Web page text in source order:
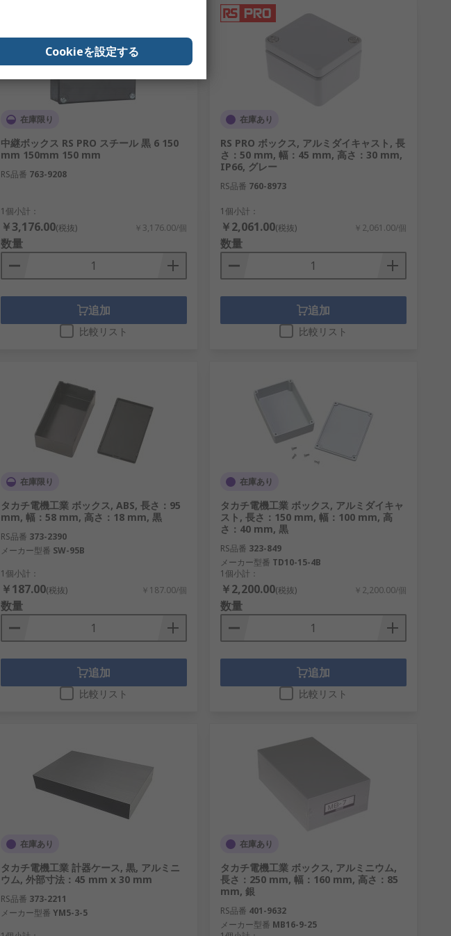
在庫限り
中継ボックス RS PRO スチール 黒 6 150
mm 150mm 150 mm
RS品番 763-9208
1個小計：
￥3,176.00(税抜) ￥3,176.00/個
数量
追加
比較リスト
在庫あり
RS PRO ボックス, アルミダイキャスト, 長
さ：50 mm, 幅：45 mm, 高さ：30 mm,
IP66, グレー
RS品番 760-8973
1個小計：
￥2,061.00(税抜) ￥2,061.00/個
数量
追加
比較リスト
在庫限り
タカチ電機工業 ボックス, ABS, 長さ：95
mm, 幅：58 mm, 高さ：18 mm, 黒
RS品番 373-2390
メーカー型番 SW-95B
1個小計：
￥187.00(税抜) ￥187.00/個
数量
追加
比較リスト
在庫あり
タカチ電機工業 ボックス, アルミダイキャ
スト, 長さ：150 mm, 幅：100 mm, 高
さ：40 mm, 黒
RS品番 323-849
メーカー型番 TD10-15-4B
1個小計：
￥2,200.00(税抜) ￥2,200.00/個
数量
追加
比較リスト
在庫あり
タカチ電機工業 計器ケース, 黒, アルミニ
ウム, 外部寸法：45 mm x 30 mm
RS品番 373-2211
メーカー型番 YM5-3-5
在庫あり
タカチ電機工業 ボックス, アルミニウム,
長さ：250 mm, 幅：160 mm, 高さ：85
mm, 銀
RS品番 401-9632
メーカー型番 MB16-9-25
Cookieを設定する